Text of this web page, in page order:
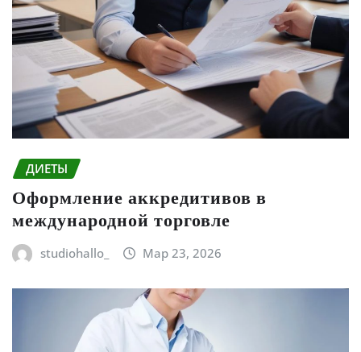
ДИЕТЫ
Оформление аккредитивов в
международной торговле
studiohallo_ Мар 23, 2026